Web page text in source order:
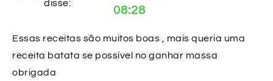
disse:
08:28
Essas receitas são muitos boas , mais queria uma
receita batata se possível no ganhar massa
obrigada